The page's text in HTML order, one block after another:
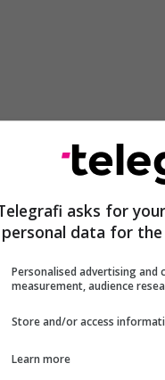
në debatin e sot
linjat e saj të kuqe
gjuhës, historisë
asks for
personal data for
Personalised advertising
measurement, audience
Store and/or access
Learn more